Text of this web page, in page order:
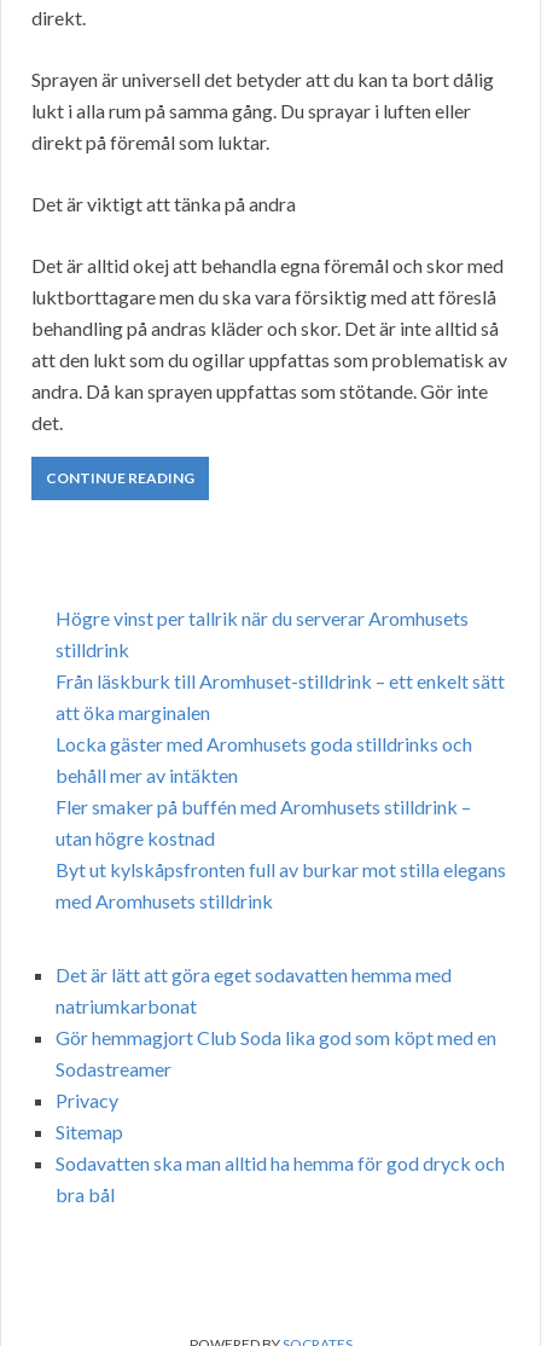
direkt.
Sprayen är universell det betyder att du kan ta bort dålig
lukt i alla rum på samma gång. Du sprayar i luften eller
direkt på föremål som luktar.
Det är viktigt att tänka på andra
Det är alltid okej att behandla egna föremål och skor med
luktborttagare men du ska vara försiktig med att föreslå
behandling på andras kläder och skor. Det är inte alltid så
att den lukt som du ogillar uppfattas som problematisk av
andra. Då kan sprayen uppfattas som stötande. Gör inte
det.
CONTINUE READING
Högre vinst per tallrik när du serverar Aromhusets
stilldrink
Från läskburk till Aromhuset-stilldrink – ett enkelt sätt
att öka marginalen
Locka gäster med Aromhusets goda stilldrinks och
behåll mer av intäkten
Fler smaker på buffén med Aromhusets stilldrink –
utan högre kostnad
Byt ut kylskåpsfronten full av burkar mot stilla elegans
med Aromhusets stilldrink
Det är lätt att göra eget sodavatten hemma med
natriumkarbonat
Gör hemmagjort Club Soda lika god som köpt med en
Sodastreamer
Privacy
Sitemap
Sodavatten ska man alltid ha hemma för god dryck och
bra bål